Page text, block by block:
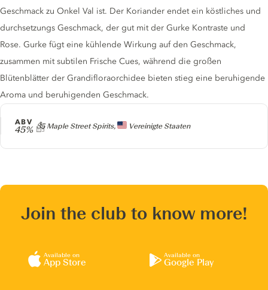
Producer
35 Maple Street Spirits, Vereinigte Staaten
ABV
45%
Geschmack zu Onkel Val ist. Der Koriander endet ein köstliches und
durchsetzungs Geschmack, der gut mit der Gurke Kontraste und
Rose. Gurke fügt eine kühlende Wirkung auf den Geschmack,
zusammen mit subtilen Frische Cues, während die großen
Blütenblätter der Grandifloraorchidee bieten stieg eine beruhigende
Aroma und beruhigenden Geschmack.
Join the club to know more!
Available on
App Store
Available on
Google Play